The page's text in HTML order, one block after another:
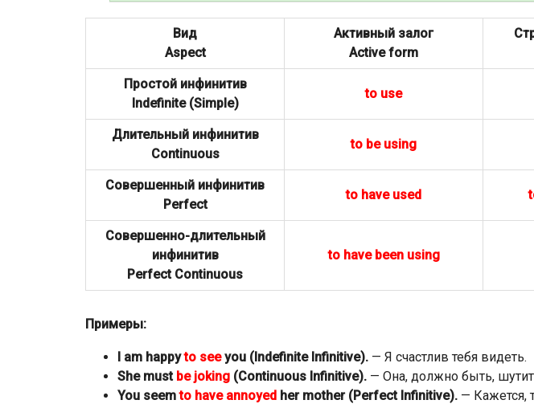
Вид
Aspect
Активный залог
Active form
Простой инфинитив
Indefinite (Simple)
to use
Длительный инфинитив
Continuous
to be using
Совершенный инфинитив
Perfect
to have used
Совершенно-длительный
инфинитив
Perfect Continuous
to have been using
Примеры:
I am happyto seeyou (Indefinite Infinitive). — Я счастлив тебя видеть.
She must be joking (Continuous Infinitive). — Она, должно быть,
You seemto have annoyed her mother (Perfect Infinitive). — Кажется,